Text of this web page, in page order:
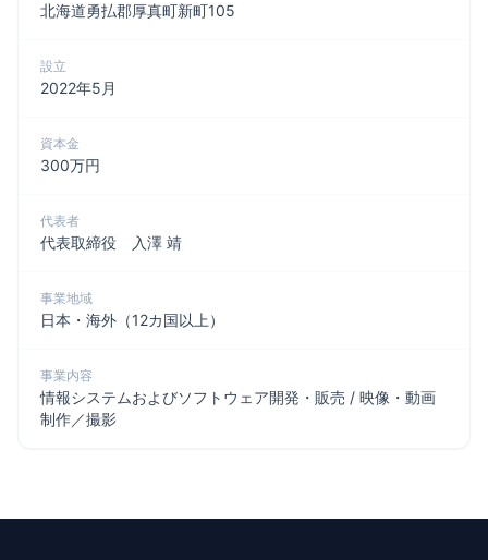
北海道勇払郡厚真町新町105
設立
2022年5月
資本金
300万円
代表者
代表取締役 入澤 靖
事業地域
日本・海外（12カ国以上）
事業内容
情報システムおよびソフトウェア開発・販売 / 映像・動画
制作／撮影